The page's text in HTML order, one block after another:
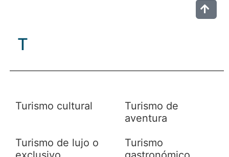
T
Turismo cultural
Turismo de
aventura
Turismo de lujo o
Turismo